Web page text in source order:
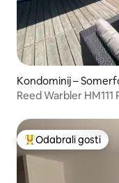
Kondominij –
Reed Warbler
Među najviše
Odabrali gosti